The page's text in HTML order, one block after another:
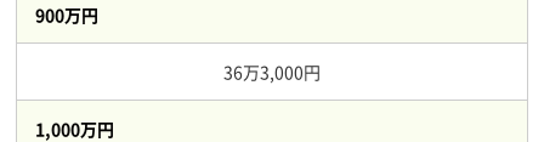
900万円
36万3,000円
1,000万円